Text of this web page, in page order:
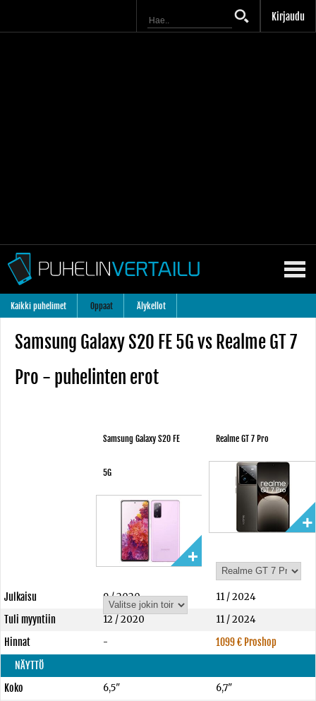
Kirjaudu
Kaikki puhelimet Oppaat Älykellot
Samsung Galaxy S20 FE 5G vs Realme GT 7
Pro - puhelinten erot
Samsung Galaxy S20 FE
5G
Realme GT 7 Pro
Julkaisu 9 / 2020
11 / 2024
Tuli myyntiin
12 / 2020
11 / 2024
Hinnat
-
1099 € Proshop
NÄYTTÖ
Koko
6,5"
6,7"